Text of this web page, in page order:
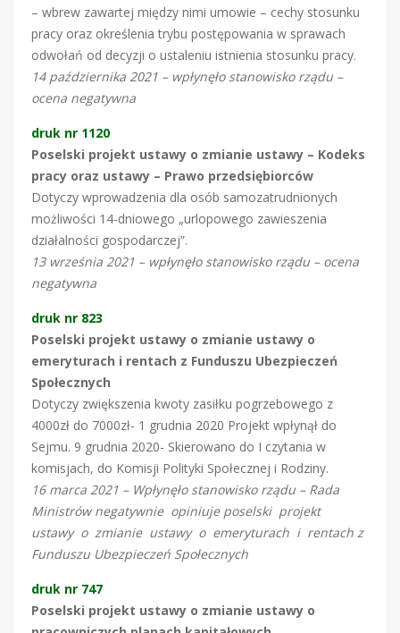
– wbrew zawartej między nimi umowie – cechy stosunku
pracy oraz określenia trybu postępowania w sprawach
odwołań od decyzji o ustaleniu istnienia stosunku pracy.
14 października 2021 – wpłynęło stanowisko rządu –
ocena negatywna
druk nr 1120
Poselski projekt ustawy o zmianie ustawy – Kodeks
pracy oraz ustawy – Prawo przedsiębiorców
Dotyczy wprowadzenia dla osób samozatrudnionych
możliwości 14-dniowego „urlopowego zawieszenia
działalności gospodarczej”.
13 września 2021 – wpłynęło stanowisko rządu – ocena
negatywna
druk nr 823
Poselski projekt ustawy o zmianie ustawy o
emeryturach i rentach z Funduszu Ubezpieczeń
Społecznych
Dotyczy zwiększenia kwoty zasiłku pogrzebowego z
4000zł do 7000zł- 1 grudnia 2020 Projekt wpłynął do
Sejmu. 9 grudnia 2020- Skierowano do I czytania w
komisjach, do Komisji Polityki Społecznej i Rodziny.
16 marca 2021 – Wpłynęło stanowisko rządu – Rada
Ministrów negatywnie opiniuje poselski projekt
ustawy o zmianie ustawy o emeryturach i rentach z
Funduszu Ubezpieczeń Społecznych
druk nr 747
Poselski projekt ustawy o zmianie ustawy o